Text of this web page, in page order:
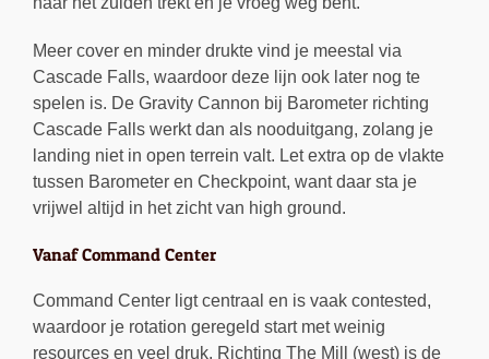
Meer cover en minder drukte vind je meestal via
Cascade Falls, waardoor deze lijn ook later nog te
spelen is. De Gravity Cannon bij Barometer richting
Cascade Falls werkt dan als nooduitgang, zolang je
landing niet in open terrein valt. Let extra op de vlakte
tussen Barometer en Checkpoint, want daar sta je
vrijwel altijd in het zicht van high ground.
Vanaf Command Center
Command Center ligt centraal en is vaak contested,
waardoor je rotation geregeld start met weinig
resources en veel druk. Richting The Mill (west) is de